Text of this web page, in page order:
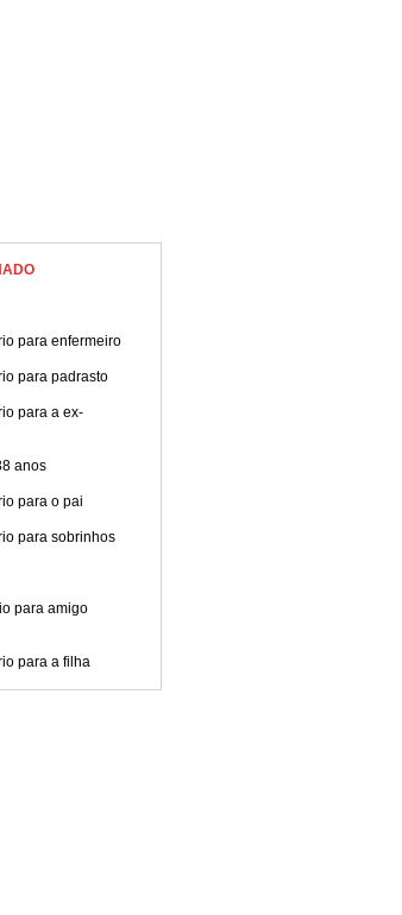
para enfermeiro
para padrasto
para a ex-
anos
para o pai
para sobrinhos
para amigo
para a filha